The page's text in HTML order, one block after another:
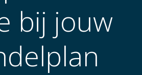
bij jouw